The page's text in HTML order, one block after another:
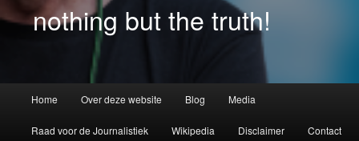
nothing but the truth!
Home Over deze website Blog Media
Raad voor de Journalistiek Wikipedia Disclaimer Contact